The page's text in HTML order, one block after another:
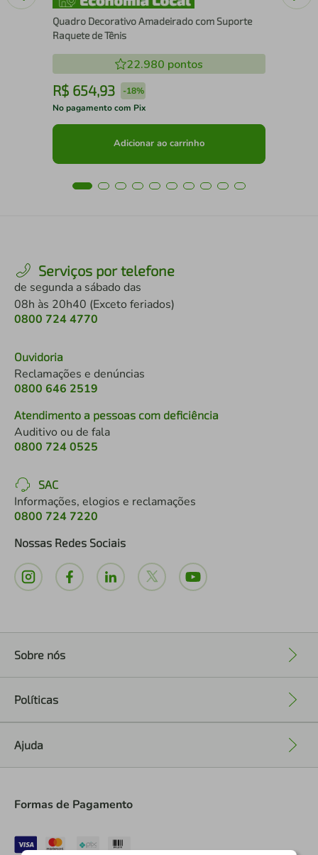
Quadro Decorativo Amadeirado com Suporte
Raquete de Tênis
22.980 pontos
R$ 654,93 -18%
No pagamento com Pix
Adicionar ao carrinho
Serviços por telefone
de segunda a sábado das
08h às 20h40 (Exceto feriados)
0800 724 4770
Ouvidoria
Reclamações e denúncias
0800 646 2519
Atendimento a pessoas com deficiência
Auditivo ou de fala
0800 724 0525
SAC
Informações, elogios e reclamações
0800 724 7220
Nossas Redes Sociais
Sobre nós
Políticas
Ajuda
Formas de Pagamento